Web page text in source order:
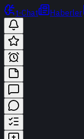
t-Chat Haberler